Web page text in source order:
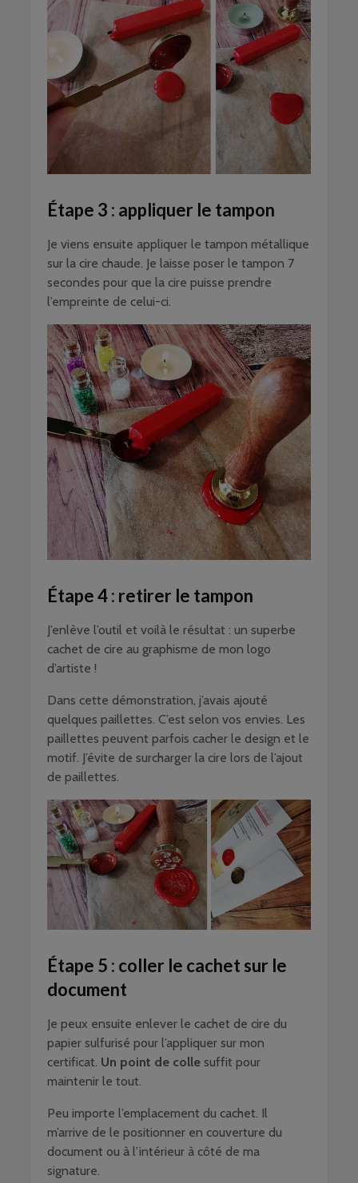
Étape 3 : appliquer le tampon
Je viens ensuite appliquer le tampon métallique
sur la cire chaude. Je laisse poser le tampon 7
secondes pour que la cire puisse prendre
l’empreinte de celui-ci.
Étape 4 : retirer le tampon
J’enlève l’outil et voilà le résultat : un superbe
cachet de cire au graphisme de mon logo
d’artiste !
Dans cette démonstration, j’avais ajouté
quelques paillettes. C’est selon vos envies. Les
paillettes peuvent parfois cacher le design et le
motif. J’évite de surcharger la cire lors de l’ajout
de paillettes.
Étape 5 : coller le cachet sur le
document
Je peux ensuite enlever le cachet de cire du
papier sulfurisé pour l’appliquer sur mon
certificat. Un point de colle suffit pour
maintenir le tout.
Peu importe l’emplacement du cachet. Il
m’arrive de le positionner en couverture du
document ou à l’intérieur à côté de ma
signature.